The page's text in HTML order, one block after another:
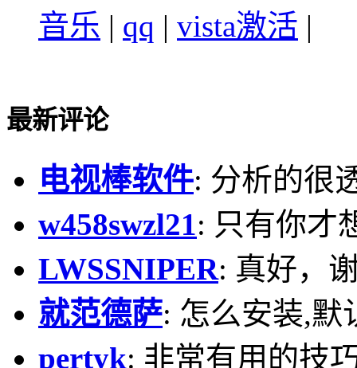
音乐 | qq | vista激活 |
最新评论
电视棒软件: 分析的很
w458swzl21 : 只有你才
LWSSNIPER: 真好，
就范德萨: 怎么安装,默
pertyk: 非常有用的技